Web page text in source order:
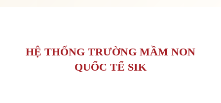
HỆ THỐNG TRƯỜNG MẦM NON
QUỐC TẾ SIK